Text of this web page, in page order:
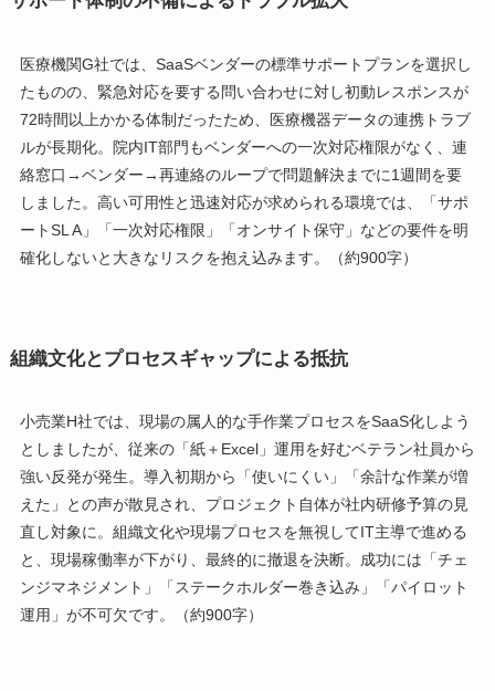
医療機関G社では、SaaSベンダーの標準サポートプランを選択し
たものの、緊急対応を要する問い合わせに対し初動レスポンスが
72時間以上かかる体制だったため、医療機器データの連携トラブ
ルが長期化。院内IT部門もベンダーへの一次対応権限がなく、連
絡窓口→ベンダー→再連絡のループで問題解決までに1週間を要
しました。高い可用性と迅速対応が求められる環境では、「サポ
ートSL A」「一次対応権限」「オンサイト保守」などの要件を明
確化しないと大きなリスクを抱え込みます。（約900字）
組織文化とプロセスギャップによる抵抗
小売業H社では、現場の属人的な手作業プロセスをSaaS化しよう
としましたが、従来の「紙＋Excel」運用を好むベテラン社員から
強い反発が発生。導入初期から「使いにくい」「余計な作業が増
えた」との声が散見され、プロジェクト自体が社内研修予算の見
直し対象に。組織文化や現場プロセスを無視してIT主導で進める
と、現場稼働率が下がり、最終的に撤退を決断。成功には「チェ
ンジマネジメント」「ステークホルダー巻き込み」「パイロット
運用」が不可欠です。（約900字）